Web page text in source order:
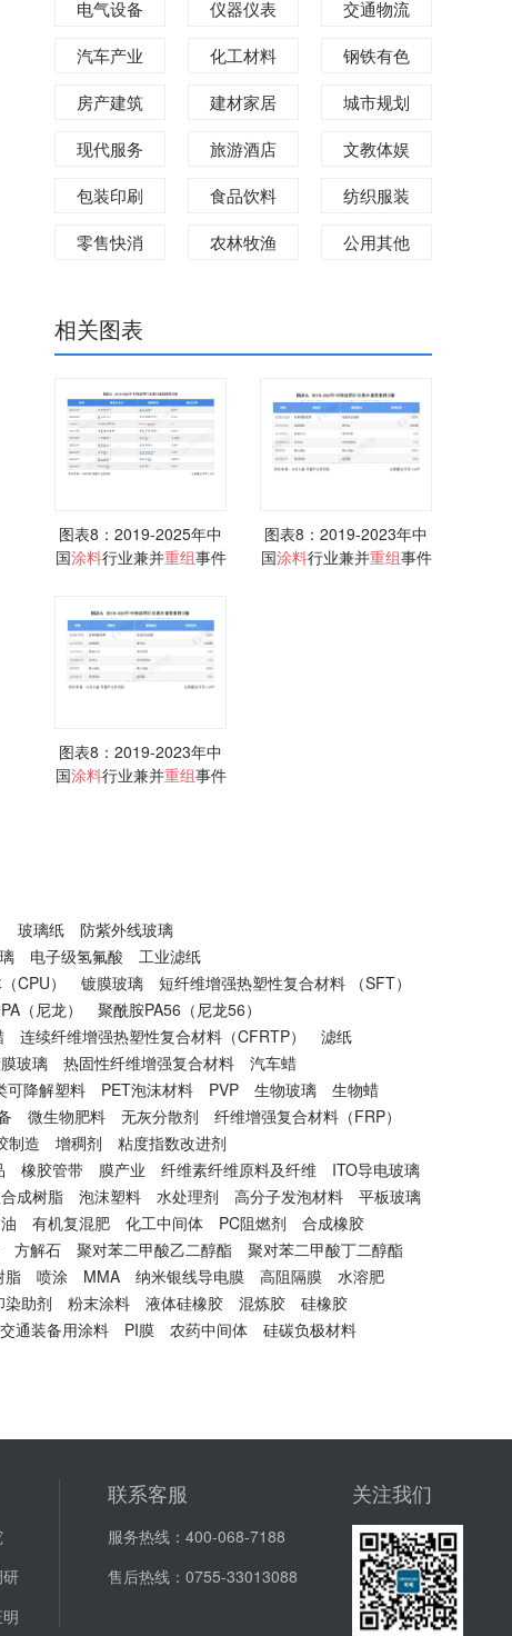
电气设备
仪器仪表
交通物流
汽车产业
化工材料
钢铁有色
房产建筑
建材家居
城市规划
现代服务
旅游酒店
文教体娱
包装印刷
食品饮料
纺织服装
零售快消
农林牧渔 公用其他
相关图表
图表8：2019-2025年中
国涂料行业兼并重组事件
图表8：2019-2023年中
国涂料行业兼并重组事件
图表8：2019-2023年中
国涂料行业兼并重组事件
玻璃纸
防紫外线玻璃
电子级氢氟酸
工业滤纸
CPU） 镀膜玻璃
短纤维增强热塑性复合材料 （SFT）
（尼龙）
聚酰胺PA56（尼龙56）
连续纤维增强热塑性复合材料（CFRTP）
滤纸
玻璃 热固性纤维增强复合材料
汽车蜡
可降解塑料 PET泡沫材料 PVP 生物玻璃
生物蜡
微生物肥料 无灰分散剂
纤维增强复合材料（FRP）
制造 增稠剂
粘度指数改进剂
橡胶管带 膜产业 纤维素纤维原料及纤维
ITO导电玻璃
成树脂 泡沫塑料 水处理剂 高分子发泡材料
平板玻璃
有机复混肥 化工中间体 PC阻燃剂
合成橡胶
方解石 聚对苯二甲酸乙二醇酯
聚对苯二甲酸丁二醇酯
脂 喷涂 MMA 纳米银线导电膜 高阻隔膜
水溶肥
染助剂 粉末涂料 液体硅橡胶 混炼胶
硅橡胶
通装备用涂料 PI膜 农药中间体
硅碳负极材料
联系客服
服务热线： 400-068-7188
售后热线： 0755-33013088
关注我们